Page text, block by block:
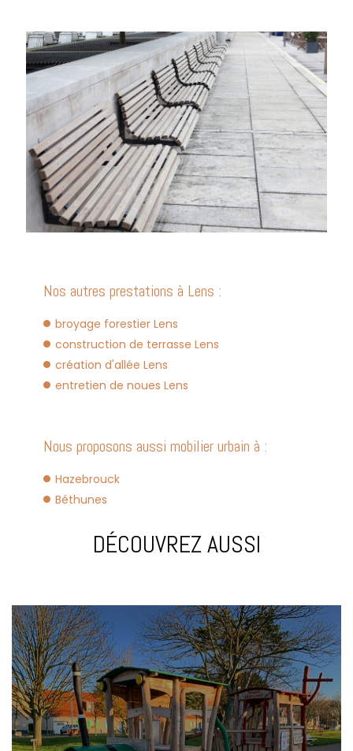
Nos autres prestations à Lens :
broyage forestier Lens
construction de terrasse Lens
création d'allée Lens
entretien de noues Lens
Nous proposons aussi mobilier urbain à :
Hazebrouck
Béthunes
DÉCOUVREZ AUSSI